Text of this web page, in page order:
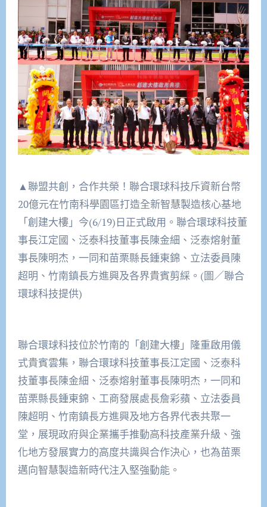
▲聯盟共創，合作共榮！聯合環球科技斥資新台幣
20億元在竹南科學園區打造全新智慧製造核心基地
「創建大樓」今(6/19)日正式啟用。聯合環球科技董
事長江定國、泛泰科技董事長陳金細、泛泰熔射董
事長陳明杰，一同和苗栗縣長鍾東錦、立法委員陳
超明、竹南鎮長方進興及各界貴賓剪綵。(圖／聯合
環球科技提供)
聯合環球科技位於竹南的「創建大樓」隆重啟用儀
式貴賓雲集，聯合環球科技董事長江定國、泛泰科
技董事長陳金細、泛泰熔射董事長陳明杰，一同和
苗栗縣長鍾東錦、工商發展處長詹彩蘋、立法委員
陳超明、竹南鎮長方進興及地方各界代表共聚一
堂，展現政府與企業攜手推動高科技產業升級、強
化地方發展實力的高度共識與合作決心，也為苗栗
邁向智慧製造新時代注入堅強動能。